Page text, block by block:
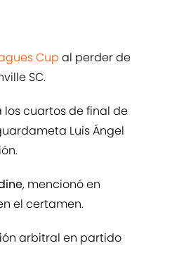
Cup al perder de
SC.
cuartos de final de
Luis Ángel
, mencionó en
el certamen.
arbitral en partido